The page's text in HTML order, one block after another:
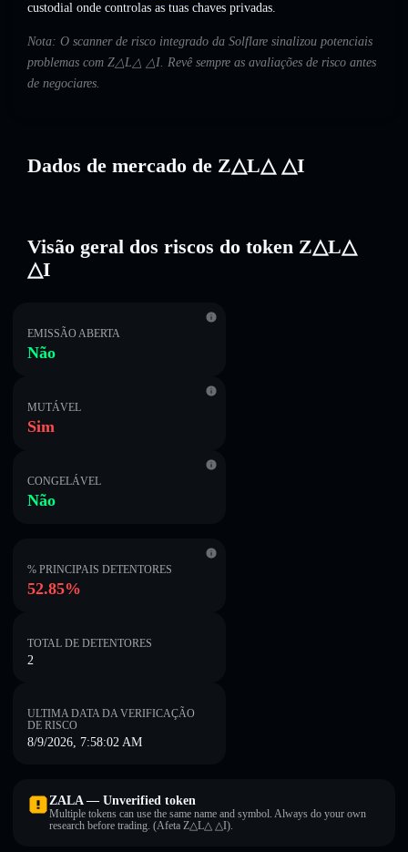
custodial onde controlas as tuas chaves privadas.
Nota: O scanner de risco integrado da Solflare sinalizou potenciais
problemas com Z△L△ △I. Revê sempre as avaliações de risco antes
de negociares.
Dados de mercado de Z△L△ △I
Visão geral dos riscos do token Z△L△
△I
EMISSÃO ABERTA
Não
MUTÁVEL
Sim
CONGELÁVEL
Não
% PRINCIPAIS DETENTORES
52.85%
TOTAL DE DETENTORES
2
ULTIMA DATA DA VERIFICAÇÃO
DE RISCO
8/9/2026, 7:58:02 AM
ZALA — Unverified token
Multiple tokens can use the same name and symbol. Always do your own
research before trading. (Afeta Z△L△ △I).